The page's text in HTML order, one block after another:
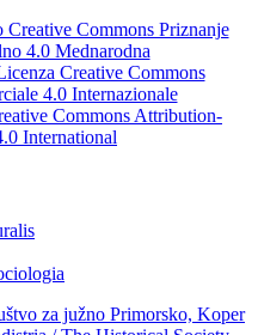
Creative Commons Priznanje
4.0 Mednarodna
Creative Commons
4.0 Internazionale
Commons Attribution-
International
za južno Primorsko, Koper